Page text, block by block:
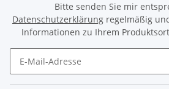
Bitte senden Sie mir
Datenschutzerklärung regelmäßig
Informationen zu Ihrem